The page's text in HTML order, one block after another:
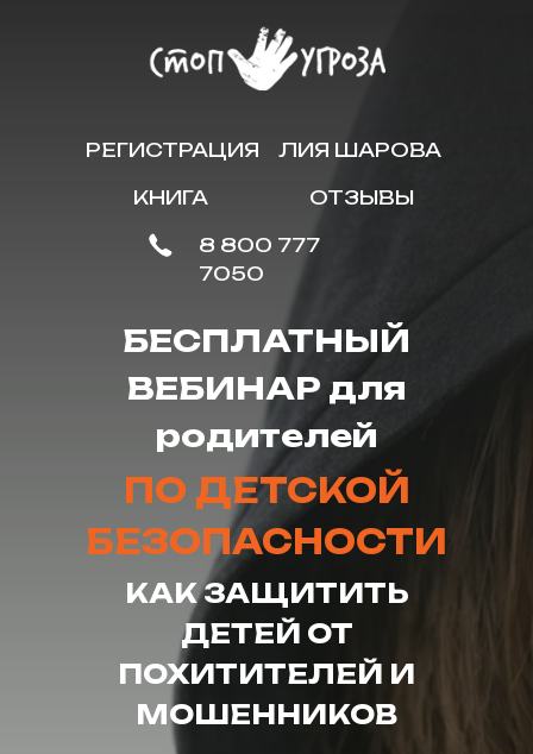
РЕГИСТРАЦИЯ
ЛИЯ ШАРОВА
КНИГА
ОТЗЫВЫ
8 800 777
7050
БЕСПЛАТНЫЙ
ВЕБИНАР для
родителей
ПО ДЕТСКОЙ
БЕЗОПАСНОСТИ
КАК ЗАЩИТИТЬ
ДЕТЕЙ ОТ
ПОХИТИТЕЛЕЙ И
МОШЕННИКОВ